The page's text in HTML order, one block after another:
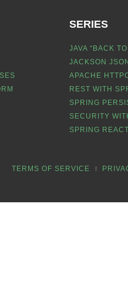
SERIES
JAVA “BACK
JACKSON
APACHE
REST WITH
SPRING
SECURITY
SPRING
TERMS OF SERVICE